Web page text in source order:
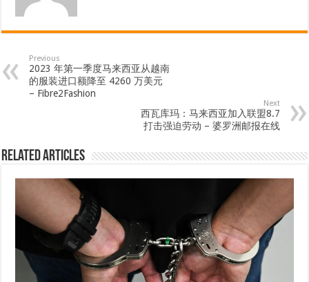
Previous
2023 年第一季度马来西亚从越南
的服装进口额降至 4260 万美元
– Fibre2Fashion
Next
西瓦库玛：马来西亚加入联盟8.7
打击强迫劳动 – 婆罗洲邮报在线
Related Articles